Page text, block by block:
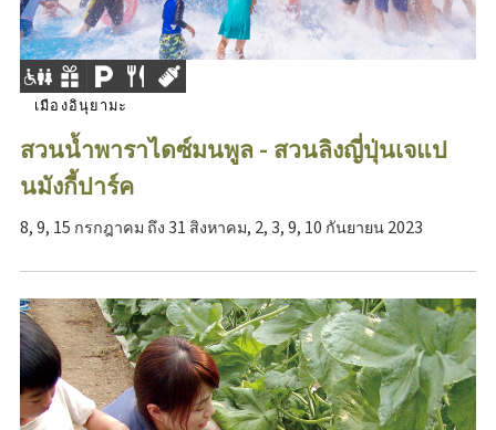
เมืองอินุยามะ
สวนน้ำพาราไดซ์มนพูล - สวนลิงญี่ปุ่นเจแป
นมังกี้ปาร์ค
8, 9, 15 กรกฎาคม ถึง 31 สิงหาคม, 2, 3, 9, 10 กันยายน 2023